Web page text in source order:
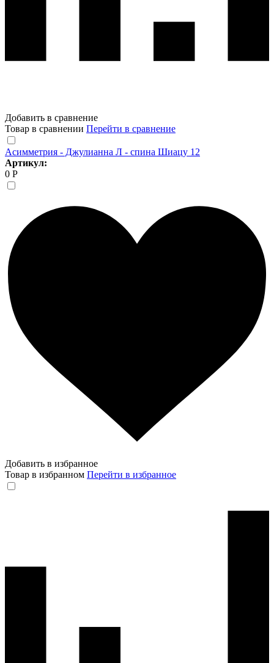
Добавить в сравнение
Товар в сравнении Перейти в сравнение
Асимметрия - Джулианна Л - спина Шиацу 12
Артикул:
0 Р
Добавить в избранное
Товар в избранном Перейти в избранное